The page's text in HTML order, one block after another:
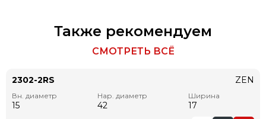
Также рекомендуем
СМОТРЕТЬ ВСЁ
2302-2RS
Вн. диаметр
15
Нар. диаметр
42
Ширина
17
ZEN